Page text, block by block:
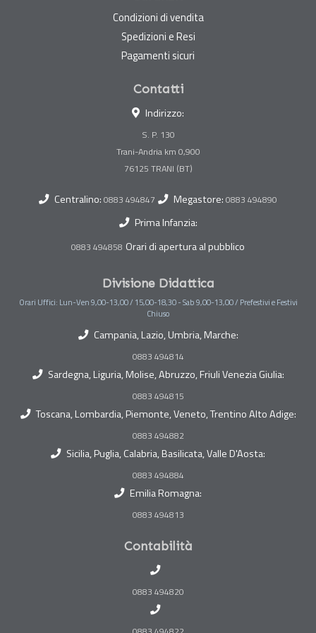
Condizioni di vendita
Spedizioni e Resi
Pagamenti sicuri
Contatti
Indirizzo:
S. P. 130
Trani-Andria km 0,900
Centralino: 0883 494847 Megastore: 0883 494890
Prima Infanzia:
0883 494858 Orari di apertura al pubblico
Divisione Didattica
Orari Uffici: Lun-Ven 9,00-13,00 / 15,00-18,30 - Sab 9,00-13,00 / Prefestivi e Festivi
Chiuso
Campania, Lazio, Umbria, Marche:
0883 494814
Sardegna, Liguria, Molise, Abruzzo, Friuli Venezia Giulia:
0883 494815
Toscana, Lombardia, Piemonte, Veneto, Trentino Alto Adige:
0883 494882
Sicilia, Puglia, Calabria, Basilicata, Valle D'Aosta:
0883 494884
Emilia Romagna:
0883 494813
Contabilità
0883 494820